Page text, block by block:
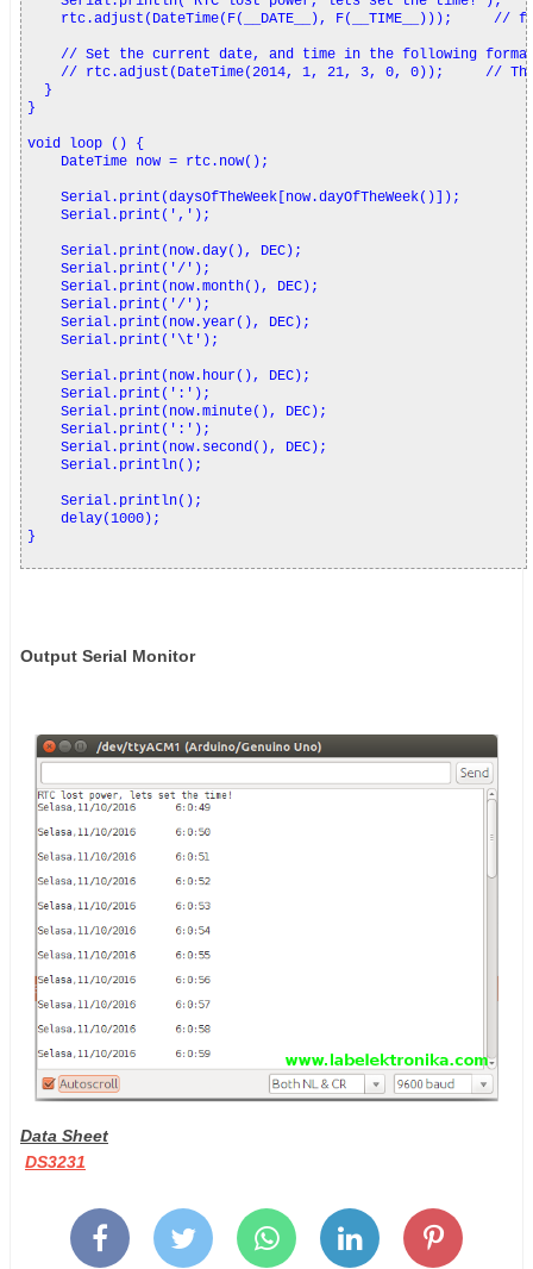
rtc.adjust(DateTime(F(__DATE__), F(__TIME__)));     //
// Set the current date, and time in the following
// rtc.adjust(DateTime(2014, 1, 21, 3, 0, 0));     //
  }
}
void loop () {
    DateTime now = rtc.now();
    Serial.print(daysOfTheWeek[now.dayOfTheWeek()]);
    Serial.print(',');
    Serial.print(now.day(), DEC);
    Serial.print('/');
    Serial.print(now.month(), DEC);
    Serial.print('/');
    Serial.print(now.year(), DEC);
    Serial.print('\t');
    Serial.print(now.hour(), DEC);
    Serial.print(':');
    Serial.print(now.minute(), DEC);
    Serial.print(':');
    Serial.print(now.second(), DEC);
    Serial.println();
    Serial.println();
    delay(1000);
Output Serial Monitor
Data Sheet
DS3231